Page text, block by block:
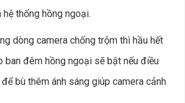
thống hồng ngoại.
dòng camera chống trộm thì hầu hết
ban đêm hồng ngoại sẽ bật nếu điều
để bù thêm ánh sáng giúp camera cảnh